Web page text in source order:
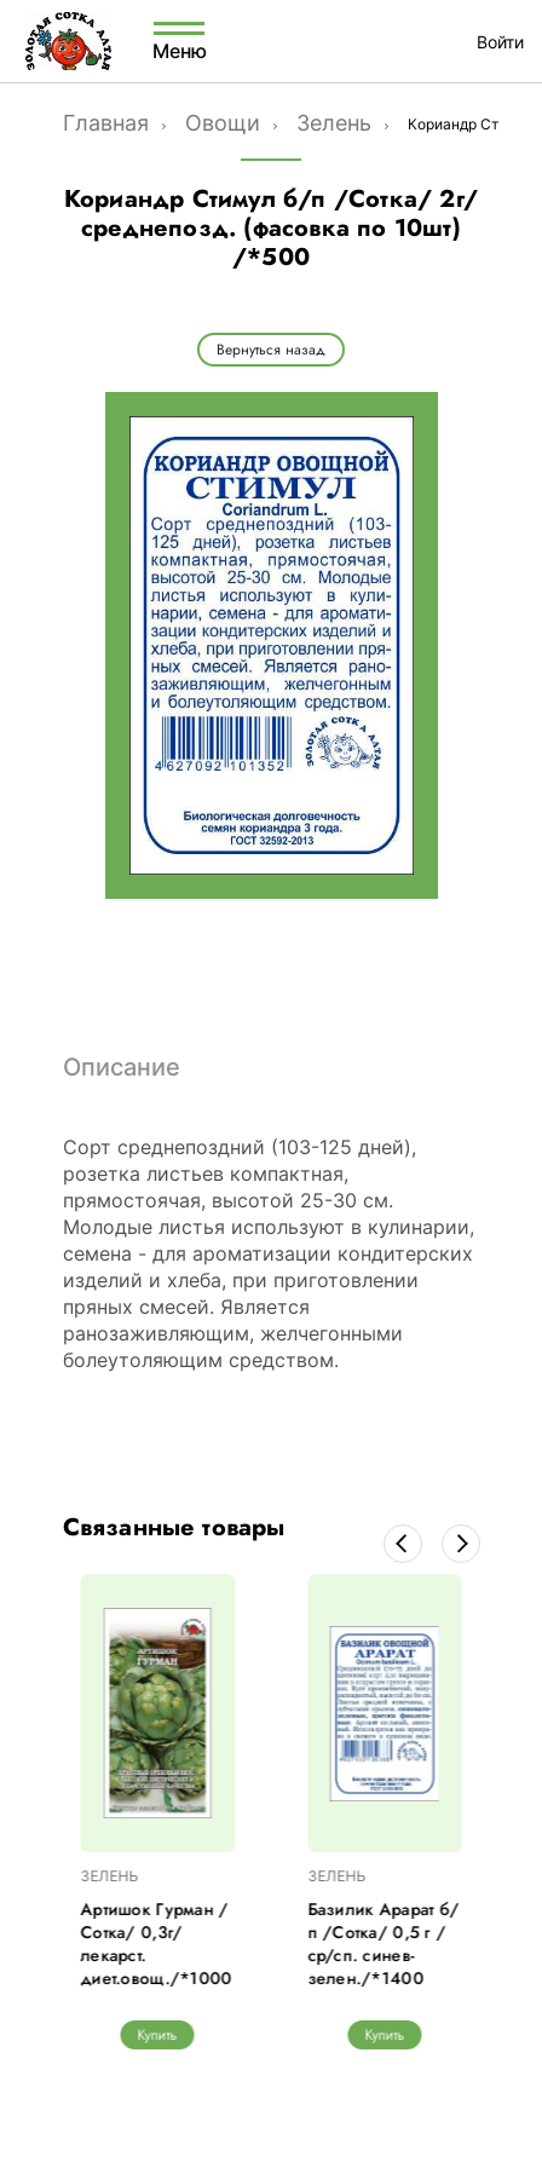
Меню Войти
Главная Овощи Зелень Кориандр Стимул
Кориандр Стимул б/п /Сотка/ 2г/
среднепозд. (фасовка по 10шт)
/*500
Вернуться назад
Описание
Сорт среднепоздний (103-125 дней),
розетка листьев компактная,
прямостоячая, высотой 25-30 см.
Молодые листья используют в кулинарии,
семена - для ароматизации кондитерских
изделий и хлеба, при приготовлении
пряных смесей. Является
ранозаживляющим, желчегонными
болеутоляющим средством.
Связанные товары
ЗЕЛЕНЬ
Артишок Гурман /
Сотка/ 0,3г/
лекарст.
диет.овощ./*1000
Купить
ЗЕЛЕНЬ
Базилик Арарат б/
п /Сотка/ 0,5 г /
ср/сп. синев-
зелен./*1400
Купить